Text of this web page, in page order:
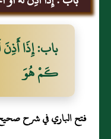
باب: إِذَا أَذِنَ
كَمْ هُوَ
فتح الباري في شرح